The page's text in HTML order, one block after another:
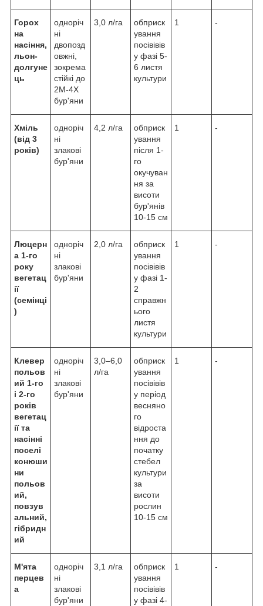
Горох
на
насіння,
льон-
долгуне
ць
одноріч
ні
двопозд
овжні,
зокрема
стійкі до
2М-4Х
бур'яни
3,0 л/га
обприск
ування
посівівів
у фазі 5-
6 листя
культури
1 -
Хміль
(від 3
років)
одноріч
ні
злакові
бур'яни
4,2 л/га
обприск
ування
після 1-
го
окучуван
ня за
висоти
бур'янів
10-15 см
1 -
Люцерн
а 1-го
року
вегетац
ії
(семінці
)
одноріч
ні
злакові
бур'яни
2,0 л/га
обприск
ування
посівівів
у фазі 1-
2
справжн
ього
листя
культури
1 -
Клевер
польов
ий 1-го
і 2-го
років
вегетац
ії та
насінні
поселі
конюши
ни
польов
ий,
повзув
альний,
гібридн
ий
одноріч
ні
злакові
бур'яни
3,0–6,0
л/га
обприск
ування
посівівів
у період
весняно
го
відроста
ння до
початку
стебел
культури
за
висоти
рослин
10-15 см
1 -
М'ята
перцев
а
одноріч
ні
злакові
бур'яни
3,1 л/га
обприск
ування
посівівів
у фазі 4-
1 -